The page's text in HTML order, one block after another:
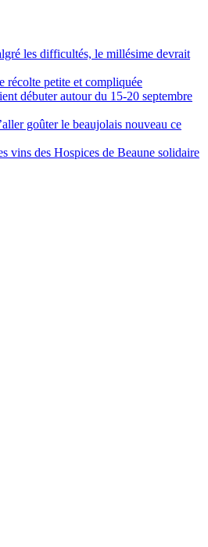
les difficultés, le millésime devrait
récolte petite et compliquée
débuter autour du 15-20 septembre
goûter le beaujolais nouveau ce
vins des Hospices de Beaune solidaire